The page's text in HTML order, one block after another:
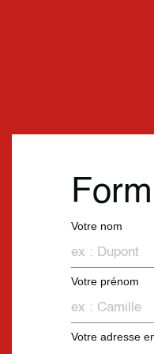
Votre nom
Votre prénom
Votre adresse